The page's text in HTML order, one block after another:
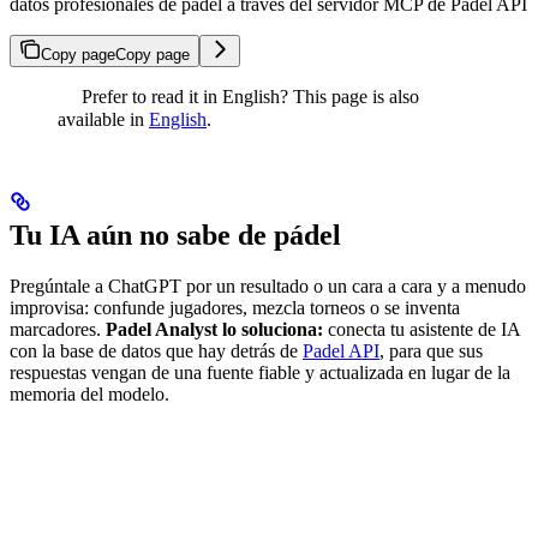
datos profesionales de pádel a través del servidor MCP de Padel API
Copy pageCopy page
Prefer to read it in English? This page is also
available in English.
Tu IA aún no sabe de pádel
Pregúntale a ChatGPT por un resultado o un cara a cara y a menudo
improvisa: confunde jugadores, mezcla torneos o se inventa
marcadores. Padel Analyst lo soluciona: conecta tu asistente de IA
con la base de datos que hay detrás de Padel API, para que sus
respuestas vengan de una fuente fiable y actualizada en lugar de la
memoria del modelo.